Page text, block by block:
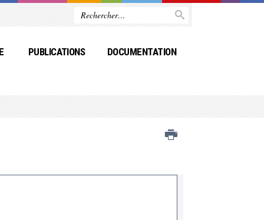
PUBLICATIONS DOCUMENTATION